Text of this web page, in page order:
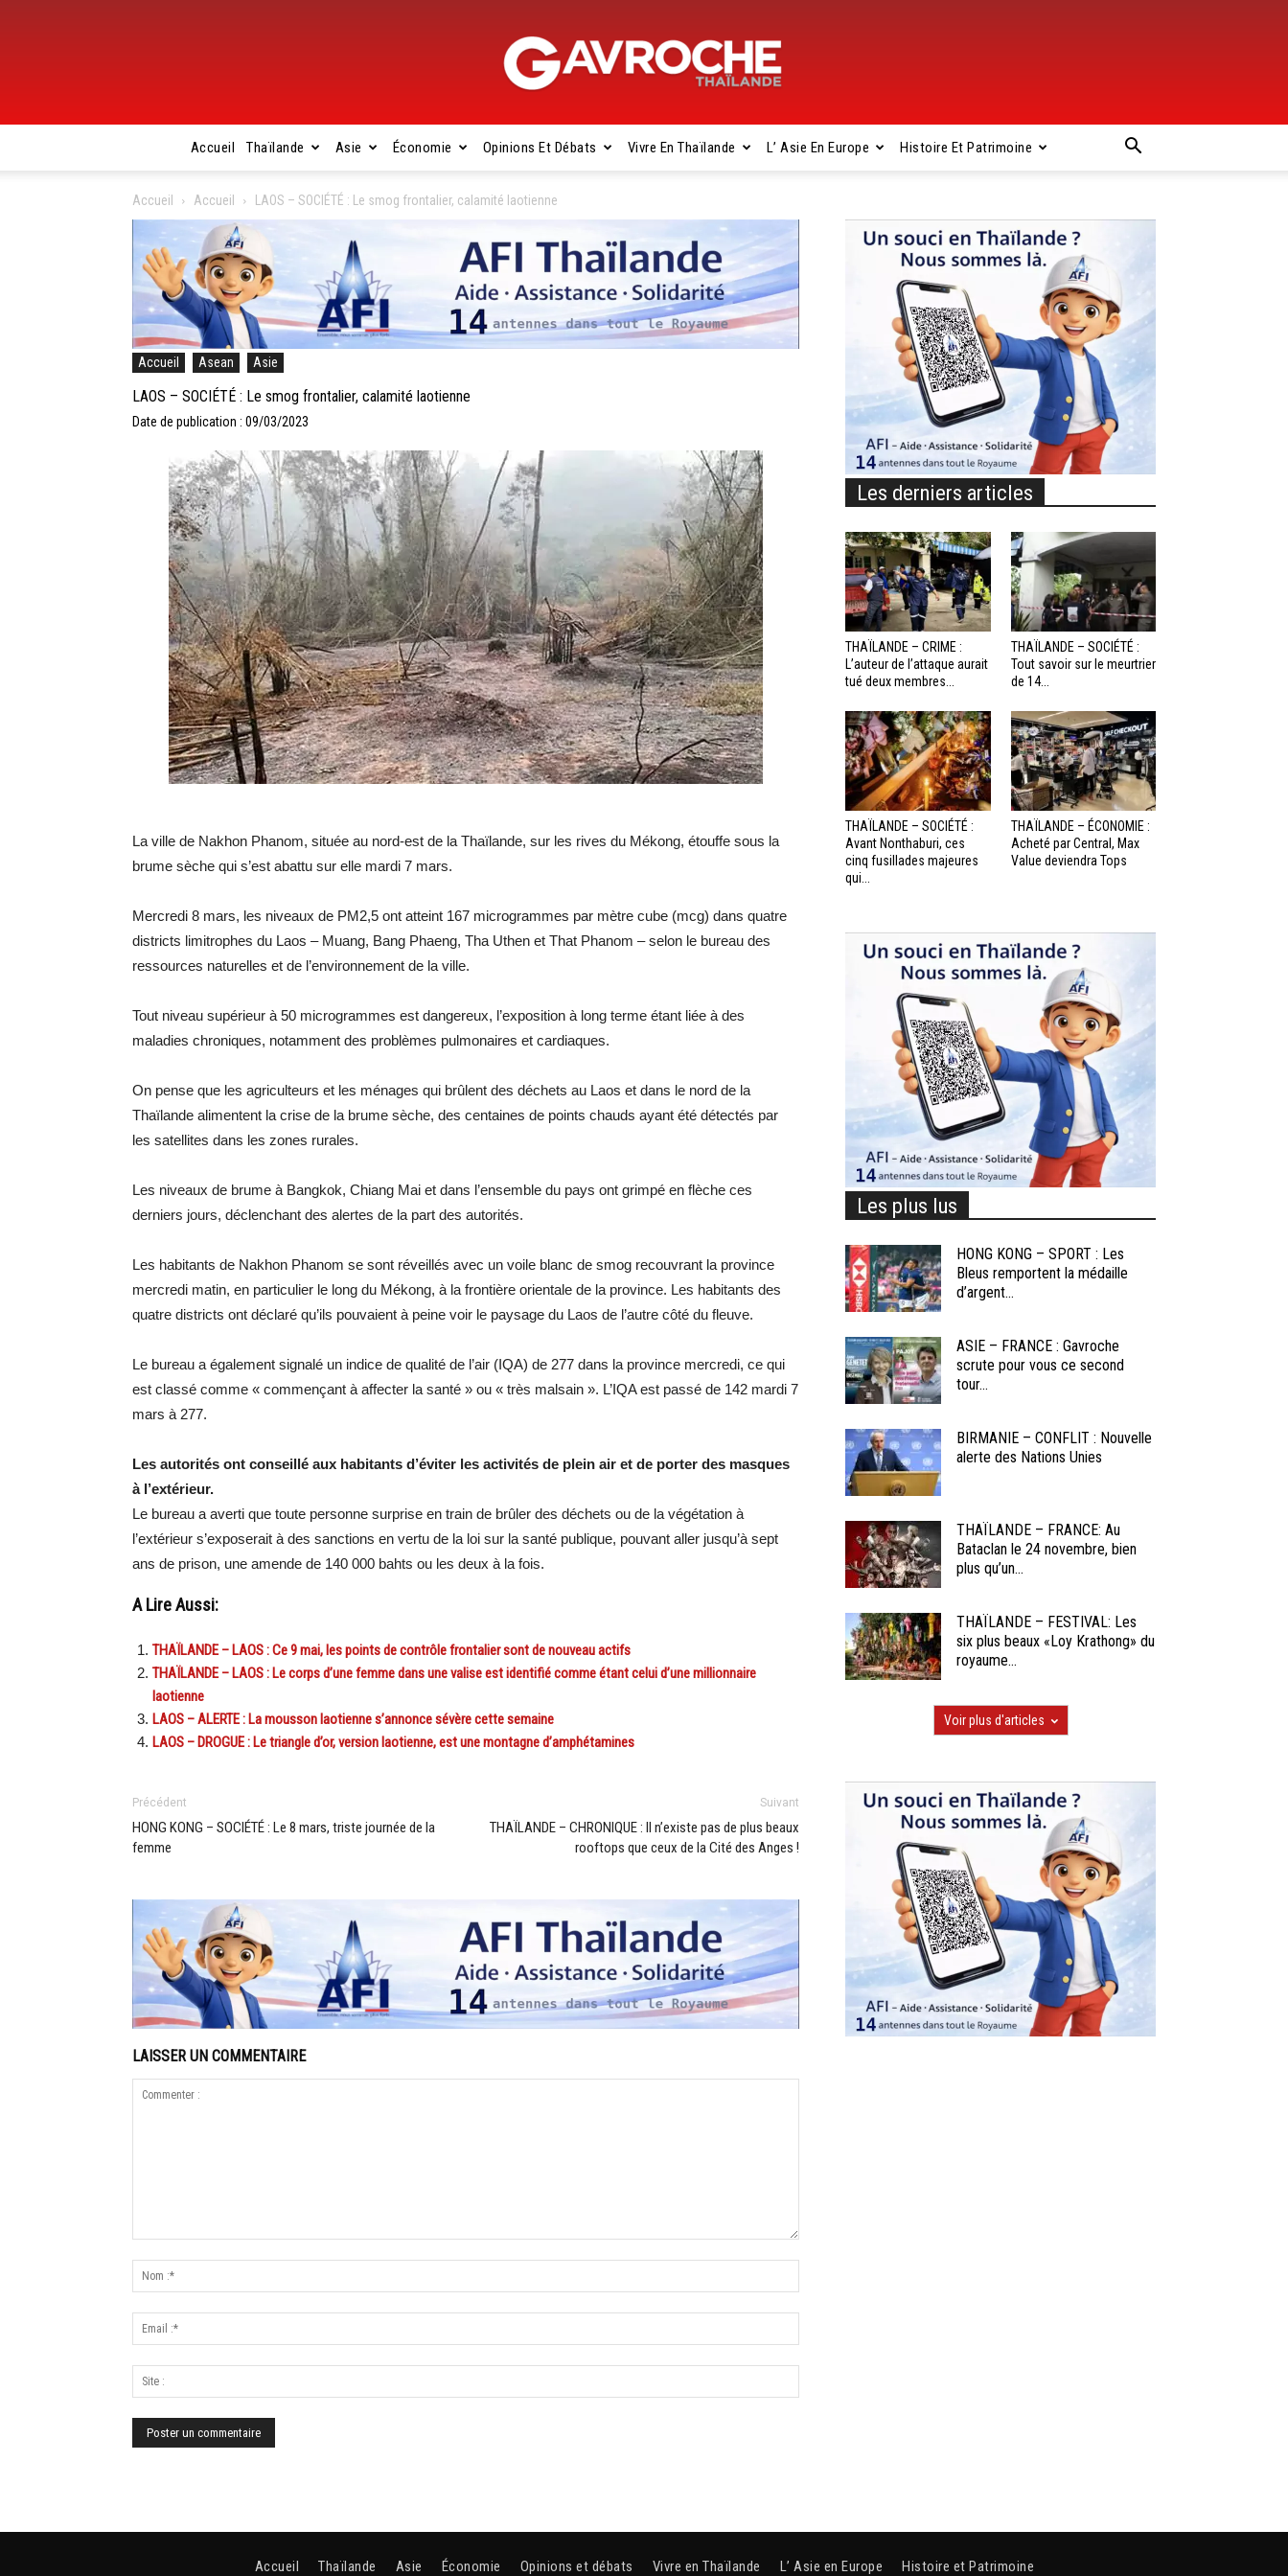
Gavroche
Thaïlande
Accueil Thaïlande Asie Économie Opinions Et Débats Vivre En Thaïlande L’ Asie En Europe Histoire Et Patrimoine
Accueil Accueil LAOS – SOCIÉTÉ : Le smog frontalier, calamité laotienne
Accueil Asean Asie
LAOS – SOCIÉTÉ : Le smog frontalier, calamité laotienne
Date de publication : 09/03/2023
La ville de Nakhon Phanom, située au nord-est de la Thaïlande, sur les rives du Mékong, étouffe sous la
brume sèche qui s’est abattu sur elle mardi 7 mars.
Mercredi 8 mars, les niveaux de PM2,5 ont atteint 167 microgrammes par mètre cube (mcg) dans quatre
districts limitrophes du Laos – Muang, Bang Phaeng, Tha Uthen et That Phanom – selon le bureau des
ressources naturelles et de l’environnement de la ville.
Tout niveau supérieur à 50 microgrammes est dangereux, l’exposition à long terme étant liée à des
maladies chroniques, notamment des problèmes pulmonaires et cardiaques.
On pense que les agriculteurs et les ménages qui brûlent des déchets au Laos et dans le nord de la
Thaïlande alimentent la crise de la brume sèche, des centaines de points chauds ayant été détectés par
les satellites dans les zones rurales.
Les niveaux de brume à Bangkok, Chiang Mai et dans l’ensemble du pays ont grimpé en flèche ces
derniers jours, déclenchant des alertes de la part des autorités.
Les habitants de Nakhon Phanom se sont réveillés avec un voile blanc de smog recouvrant la province
mercredi matin, en particulier le long du Mékong, à la frontière orientale de la province. Les habitants des
quatre districts ont déclaré qu’ils pouvaient à peine voir le paysage du Laos de l’autre côté du fleuve.
Le bureau a également signalé un indice de qualité de l’air (IQA) de 277 dans la province mercredi, ce qui
est classé comme « commençant à affecter la santé » ou « très malsain ». L’IQA est passé de 142 mardi 7
mars à 277.
Les autorités ont conseillé aux habitants d’éviter les activités de plein air et de porter des masques
à l’extérieur.
Le bureau a averti que toute personne surprise en train de brûler des déchets ou de la végétation à
l’extérieur s’exposerait à des sanctions en vertu de la loi sur la santé publique, pouvant aller jusqu’à sept
ans de prison, une amende de 140 000 bahts ou les deux à la fois.
A Lire Aussi:
THAÏLANDE – LAOS : Ce 9 mai, les points de contrôle frontalier sont de nouveau actifs
THAÏLANDE – LAOS : Le corps d’une femme dans une valise est identifié comme étant celui d’une millionnaire
laotienne
LAOS – ALERTE : La mousson laotienne s’annonce sévère cette semaine
LAOS – DROGUE : Le triangle d’or, version laotienne, est une montagne d’amphétamines
Précédent
HONG KONG – SOCIÉTÉ : Le 8 mars, triste journée de la
femme
Suivant
THAÏLANDE – CHRONIQUE : Il n’existe pas de plus beaux
rooftops que ceux de la Cité des Anges !
LAISSER UN COMMENTAIRE
Les derniers articles
THAÏLANDE – CRIME :
L’auteur de l’attaque aurait
tué deux membres...
THAÏLANDE – SOCIÉTÉ :
Tout savoir sur le meurtrier
de 14...
THAÏLANDE – SOCIÉTÉ :
Avant Nonthaburi, ces
cinq fusillades majeures
qui...
THAÏLANDE – ÉCONOMIE :
Acheté par Central, Max
Value deviendra Tops
Les plus lus
HONG KONG – SPORT : Les
Bleus remportent la médaille
d’argent...
ASIE – FRANCE : Gavroche
scrute pour vous ce second
tour...
BIRMANIE – CONFLIT : Nouvelle
alerte des Nations Unies
THAÏLANDE – FRANCE: Au
Bataclan le 24 novembre, bien
plus qu’un...
THAÏLANDE – FESTIVAL: Les
six plus beaux «Loy Krathong» du
royaume...
Voir plus d'articles
Accueil Thaïlande Asie Économie Opinions et débats Vivre en Thaïlande L’ Asie en Europe Histoire et Patrimoine